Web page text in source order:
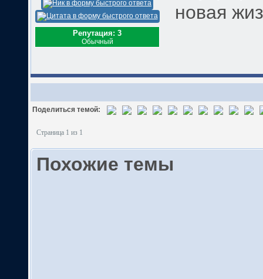
Репутация: 3
Обычный
новая
Поделиться темой:
Страница 1 из 1
Похожие темы